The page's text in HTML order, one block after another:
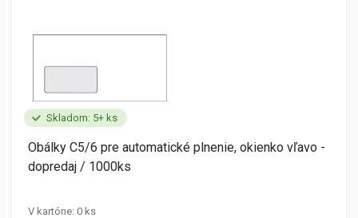
Skladom: 5+ ks
Obálky C5/6 pre automatické plnenie, okienko vľavo -
dopredaj / 1000ks
V kartóne: 0 ks